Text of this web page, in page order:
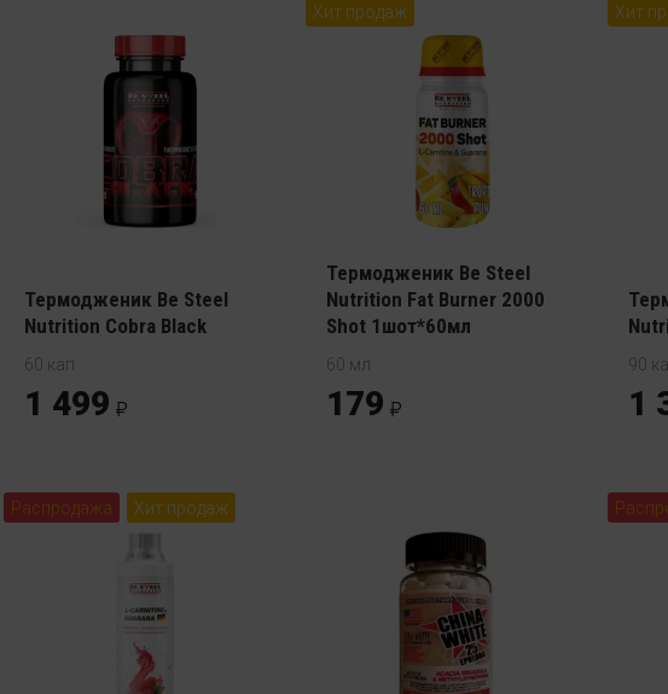
Термодженик Be Steel
Nutrition Cobra Black
60 кап
1 499
Хит продаж
Термодженик Be Steel
Nutrition Fat Burner 2000
Shot 1шот*60мл
60 мл
179
Хит
90
1
Распродажа Хит продаж